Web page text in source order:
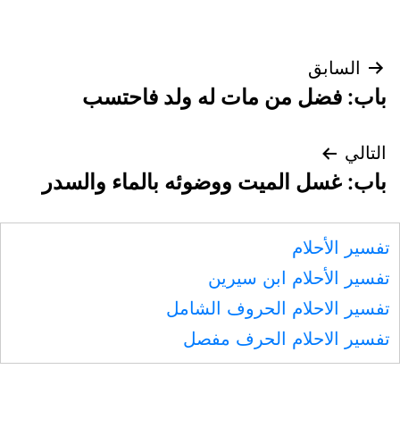
تصفّح
المقالات
السابق
باب: فضل من مات له ولد فاحتسب
التالي
باب: غسل الميت ووضوئه بالماء والسدر
تفسير الأحلام
تفسير الأحلام ابن سيرين
تفسير الاحلام الحروف الشامل
تفسير الاحلام الحرف مفصل